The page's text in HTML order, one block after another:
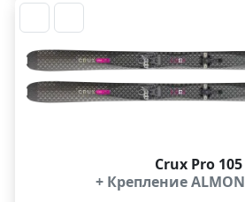
Crux Pro 105
+ Крепление